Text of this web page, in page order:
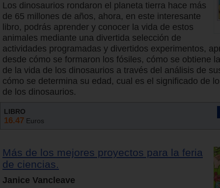
Los dinosaurios rondaron el planeta tierra hace más
de 65 millones de años, ahora, en este interesante
libro, podrás aprender y conocer la vida de estos
animales mediante una divertida selección de
actividades programadas y divertidos experimentos,
desde cómo se formaron los fósiles, cómo se obtiene
de la vida de los dinosaurios a través del análisis de
cómo se determina su edad, cual es el significado de
de los dinosaurios.
LIBRO
16.47 Euros
Más de los mejores proyectos para la feria
de ciencias.
Janice Vancleave